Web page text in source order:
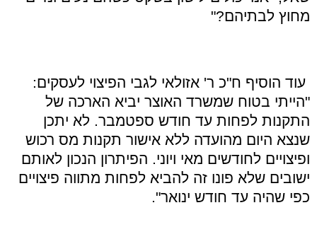
מחוץ לבתיהם?"
עוד הוסיף ח"כ ר' אזולאי לגבי הפיצוי לעסקים:
"הייתי בטוח שמשרד האוצר יביא הארכה של
התקנות לפחות עד חודש ספטמבר. לא יתכן
שנצא היום מהועדה ללא אישור תקנות מס רכוש
ופיצויים לחודשים מאי ויוני. הפיתרון הנכון לאותם
ישובים שלא פונו זה להביא לפחות מתווה פיצויים
כפי שהיה עד חודש ינואר".